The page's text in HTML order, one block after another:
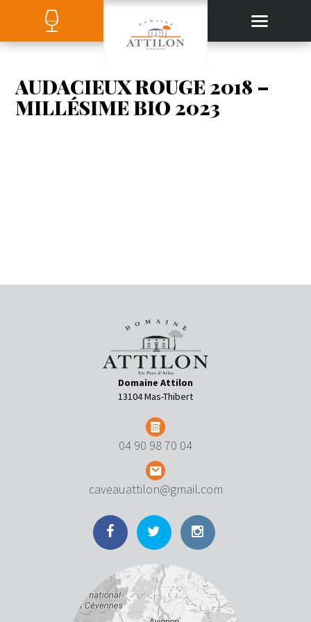
AUDACIEUX ROUGE 2018 –
MILLÉSIME BIO 2023
Domaine Attilon
13104 Mas-Thibert
04 90 98 70 04
caveauattilon@gmail.com